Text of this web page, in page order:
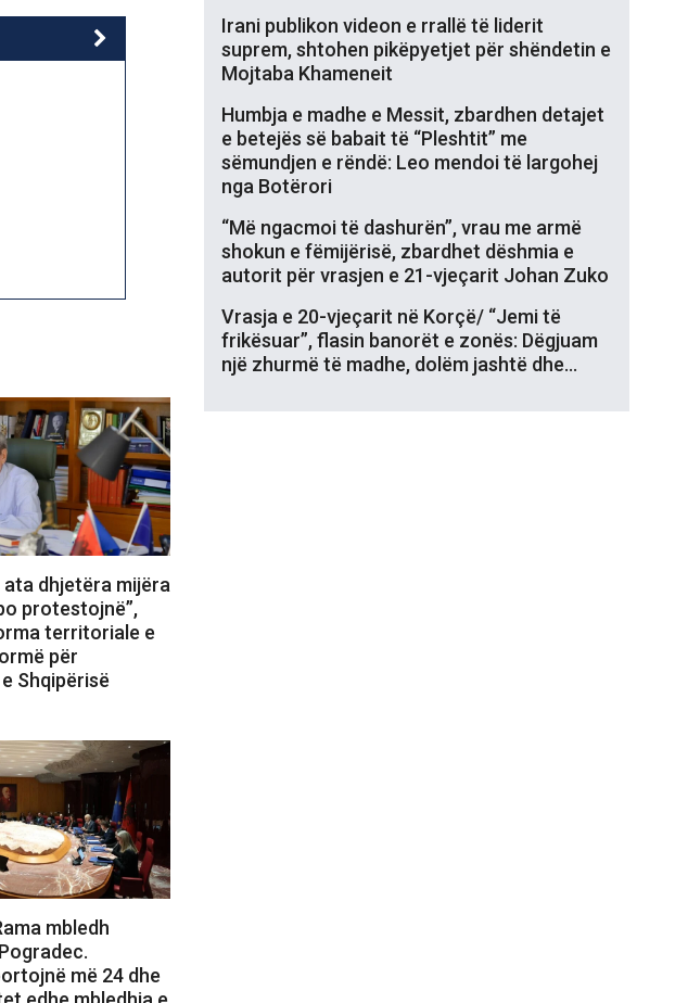
ata dhjetëra mijëra
protestojnë”,
territoriale e
për
Shqipërisë
mbledh
më 24 dhe
Irani publikon videon e rrallë të liderit
suprem, shtohen pikëpyetjet për shëndetin e
Mojtaba Khameneit
Humbja e madhe e Messit, zbardhen detajet
e betejës së babait të “Pleshtit” me
sëmundjen e rëndë: Leo mendoi të largohej
nga Botërori
“Më ngacmoi të dashurën”, vrau me armë
shokun e fëmijërisë, zbardhet dëshmia e
autorit për vrasjen e 21-vjeçarit Johan Zuko
Vrasja e 20-vjeçarit në Korçë/ “Jemi të
frikësuar”, flasin banorët e zonës: Dëgjuam
një zhurmë të madhe, dolëm jashtë dhe…